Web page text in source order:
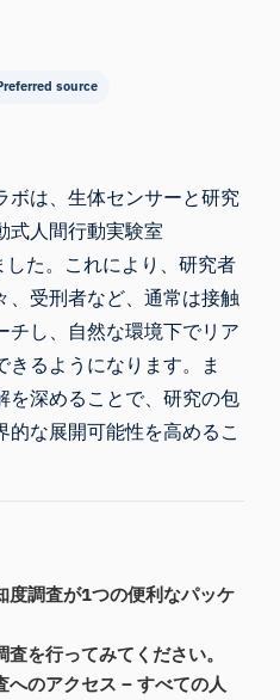
source
ボは、生体センサーと研究
式人間行動実験室
した。これにより、研究者
、受刑者など、通常は接触
チし、自然な環境下でリア
きるようになります。ま
を深めることで、研究の包
な展開可能性を高めるこ
度調査が1つの便利なパッケ
を行ってみてください。
へのアクセス – すべての人